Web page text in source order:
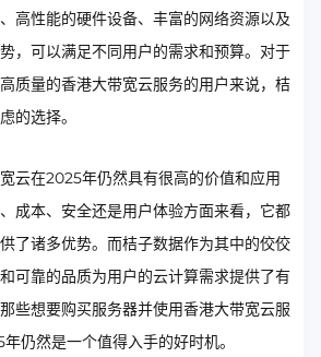
高性能的硬件设备、丰富的网络资源以及
，可以满足不同用户的需求和预算。对于
质量的香港大带宽云服务的用户来说，桔
的选择。
云在2025年仍然具有很高的价值和应用
成本、安全还是用户体验方面来看，它都
了诸多优势。而桔子数据作为其中的佼佼
可靠的品质为用户的云计算需求提供了有
些想要购买服务器并使用香港大带宽云服
仍然是一个值得入手的好时机。